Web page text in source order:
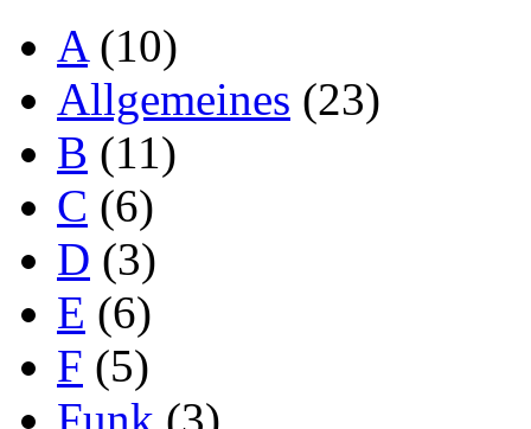
A(10)
Allgemeines (23)
B (11)
C (6)
D (3)
E (6)
F (5)
Funk (3)